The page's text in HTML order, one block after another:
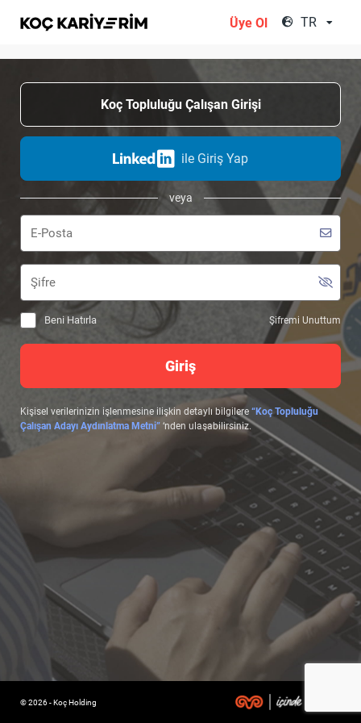
Üye Ol TR
Koç Topluluğu Çalışan Girişi
ile Giriş Yap
veya
Beni Hatırla Şifremi Unuttum
Giriş
Kişisel verilerinizin işlenmesine ilişkin detaylı bilgilere “Koç Topluluğu
Çalışan Adayı Aydınlatma Metni” ‘nden ulaşabilirsiniz.
© 2026 - Koç Holding